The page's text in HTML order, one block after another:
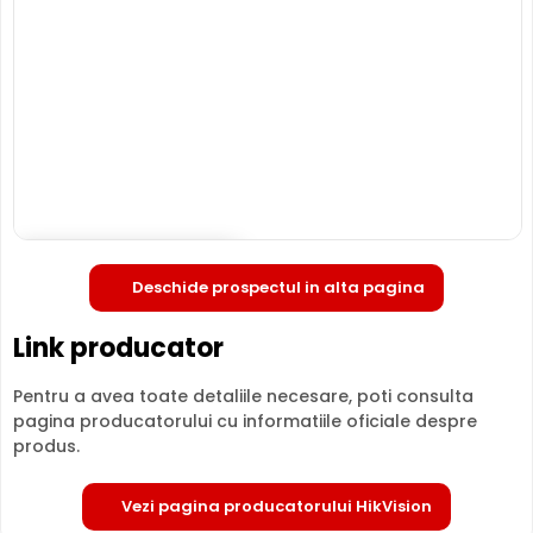
infrarosu cu LED-uri IR.
LENTILA FIXA
Camera HIKVISION DS-2CD2023G2-I28are o lentila ce
Deschide prospectul in alta pagina
Link producator
Pentru a avea toate detaliile necesare, poti consulta
pagina producatorului cu informatiile oficiale despre
produs.
Vezi pagina producatorului HikVision